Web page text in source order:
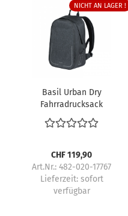
NICHT AN LAGER !
Basil Urban Dry
Fahrradrucksack
CHF 119,90
Art.Nr.: 482-020-17767
Lieferzeit: sofort
verfügbar